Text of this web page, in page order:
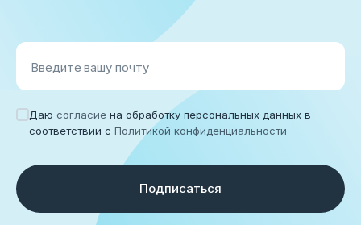
Введите вашу почту
Даю согласие на обработку персональных данных в
соответствии с Политикой конфиденциальности
Подписаться